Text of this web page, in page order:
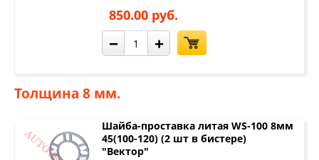
850.00 руб.
− +
Толщина 8 мм.
Шайба-проставка литая WS-100 8мм
45(100-120) (2 шт в бистере)
"Вектор"